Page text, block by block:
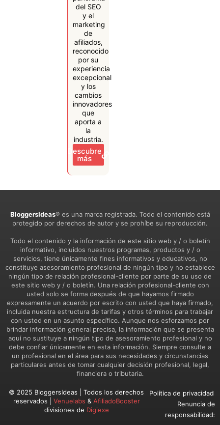
del SEO
y el
marketing
de
afiliados,
reconocido
por su
experiencia
excepcional
y los
cambios
innovadores
que
aporta a
la
industria.
Descubre
más
BloggersIdeas® es una marca registrada. Todo el contenido está
protegido por derechos de autor y se prohíbe su reproducción.
Todo el contenido y la información de este sitio web y / o boletín
informativo, incluidos nuestros programas, productos y / o
servicios, tiene únicamente fines informativos y educativos, no
constituye asesoramiento profesional de ningún tipo y no establece
ningún tipo de relación profesional-cliente por parte de su uso de
este sitio web y / o boletín. Una relación profesional-cliente con
usted solo se forma después de que hayamos firmado
expresamente un acuerdo por escrito con usted que haya firmado,
incluida nuestra estructura de tarifas y otros términos para trabajar
con usted en un asunto específico. Aunque nos esforzamos por
brindar información general precisa, la información que se presenta
aquí no sustituye a ningún tipo de asesoramiento profesional y no
debe confiar únicamente en esta información. Siempre consulte a
un profesional en el área para sus necesidades y circunstancias
particulares antes de tomar cualquier decisión profesional, legal,
financiera o tributaria.
© 2025 BloggersIdeas | Todos los derechos
reservados | Venuelabs & AfiliadoBooster
divisiones de Digiexe
Política de privacidad
Renuncia de
responsabilidad: